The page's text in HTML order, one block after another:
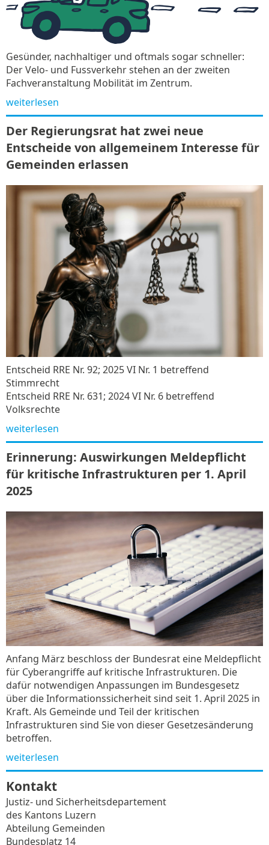
Gesünder, nachhaltiger und oftmals sogar schneller:
Der Velo- und Fussverkehr stehen an der zweiten
Fachveranstaltung Mobilität im Zentrum.
weiterlesen
Der Regierungsrat hat zwei neue
Entscheide von allgemeinem Interesse für
Gemeinden erlassen
Entscheid RRE Nr. 92; 2025 VI Nr. 1 betreffend
Stimmrecht
Entscheid RRE Nr. 631; 2024 VI Nr. 6 betreffend
Volksrechte
weiterlesen
Erinnerung: Auswirkungen Meldepflicht
für kritische Infrastrukturen per 1. April
2025
Anfang März beschloss der Bundesrat eine Meldepflicht
für Cyberangriffe auf kritische Infrastrukturen. Die
dafür notwendigen Anpassungen im Bundesgesetz
über die Informationssicherheit sind seit 1. April 2025 in
Kraft. Als Gemeinde und Teil der kritischen
Infrastrukturen sind Sie von dieser Gesetzesänderung
betroffen.
weiterlesen
Kontakt
Justiz- und Sicherheitsdepartement
des Kantons Luzern
Abteilung Gemeinden
Bundesplatz 14